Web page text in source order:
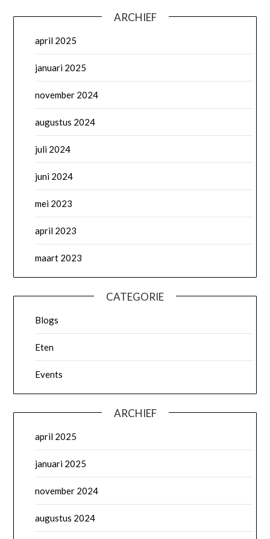
ARCHIEF
april 2025
januari 2025
november 2024
augustus 2024
juli 2024
juni 2024
mei 2023
april 2023
maart 2023
CATEGORIE
Blogs
Eten
Events
ARCHIEF
april 2025
januari 2025
november 2024
augustus 2024